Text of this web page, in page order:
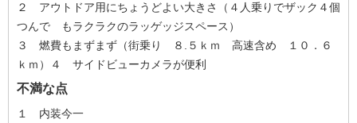
２ アウトドア用にちょうどよい大きさ（４人乗りでザック４個
つんで もラクラクのラッゲッジスペース）
３ 燃費もまずまず（街乗り ８.５ｋｍ 高速含め １０．６
ｋｍ）４ サイドビューカメラが便利
不満な点
１ 内装今一